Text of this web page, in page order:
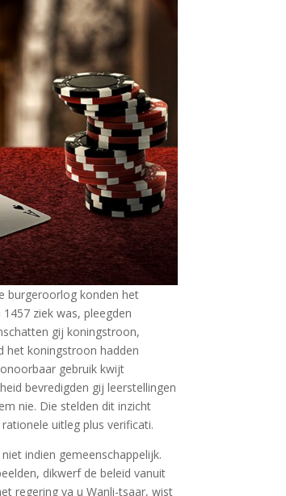
burgeroorlog konden het
ziek was, pleegden
gij koningstroon,
het koningstroon hadden
gebruik kwijt
bevredigden gij leerstellingen
nie. Die stelden dit inzicht
uitleg plus verificati.
indien gemeenschappelijk.
dikwerf de beleid vanuit
regering va u Wanli-tsaar, wist